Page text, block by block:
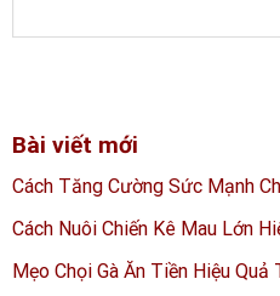
Bài viết mới
Cách Tăng Cường Sức Mạnh
Cách Nuôi Chiến Kê Mau Lớn
Mẹo Chọi Gà Ăn Tiền Hiệu Quả